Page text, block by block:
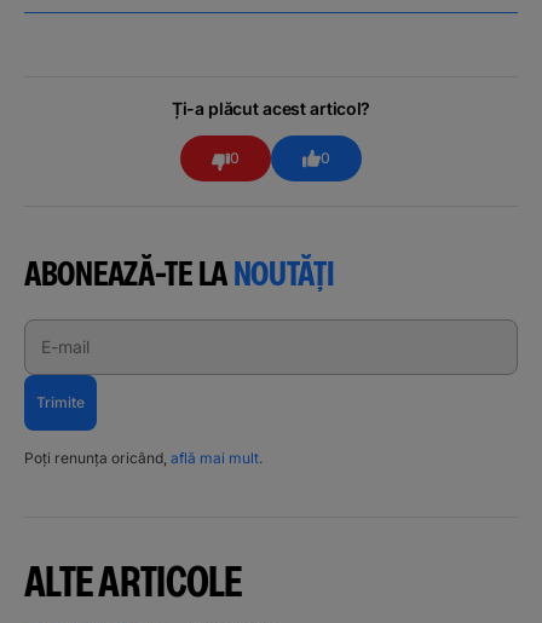
Ți-a plăcut acest articol?
0 0
ABONEAZĂ-TE LANOUTĂȚI
E-mail
Trimite
Poți renunța oricând, află mai mult.
ALTE ARTICOLE